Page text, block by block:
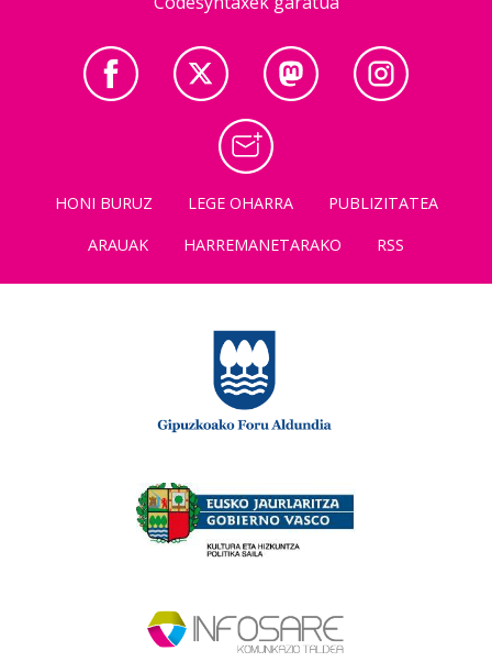
HONI BURUZ LEGE OHARRA
PUBLIZITATEA
ARAUAK
HARREMANETARAKO RSS